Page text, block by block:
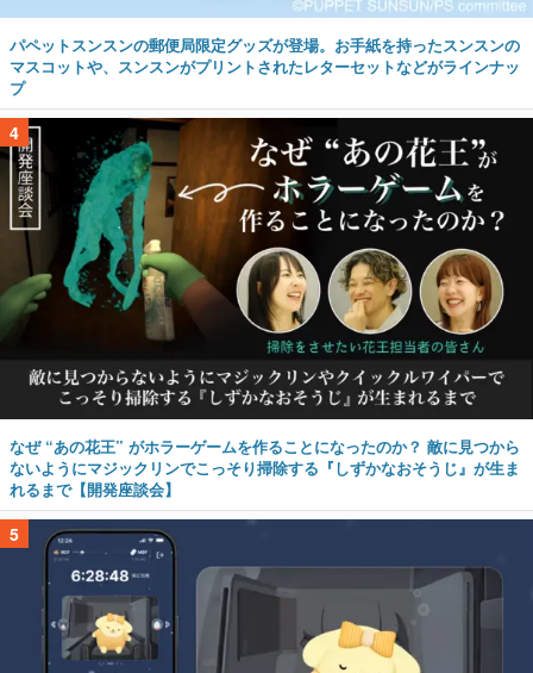
パペットスンスンの郵便局限定グッズが登場。お手紙を持ったスンスンの
マスコットや、スンスンがプリントされたレターセットなどがラインナッ
プ
4
なぜ “あの花王” がホラーゲームを作ることになったのか？ 敵に見つから
ないようにマジックリンでこっそり掃除する『しずかなおそうじ』が生ま
れるまで【開発座談会】
5